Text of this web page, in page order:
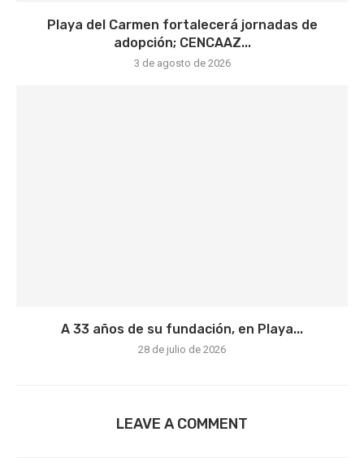
Playa del Carmen fortalecerá jornadas de
adopción; CENCAAZ...
3 de agosto de 2026
A 33 años de su fundación, en Playa...
28 de julio de 2026
LEAVE A COMMENT